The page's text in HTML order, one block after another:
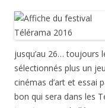
jusqu’au 26… toujours
sélectionnés plus un
cinémas d’art et essai
bon qui sera dans les